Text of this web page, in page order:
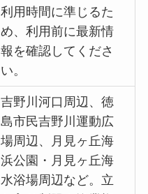
利用時間に準じるた
め、利用前に最新情
報を確認してくださ
い。
吉野川河口周辺、徳
島市民吉野川運動広
場周辺、月見ヶ丘海
浜公園・月見ヶ丘海
水浴場周辺など。立